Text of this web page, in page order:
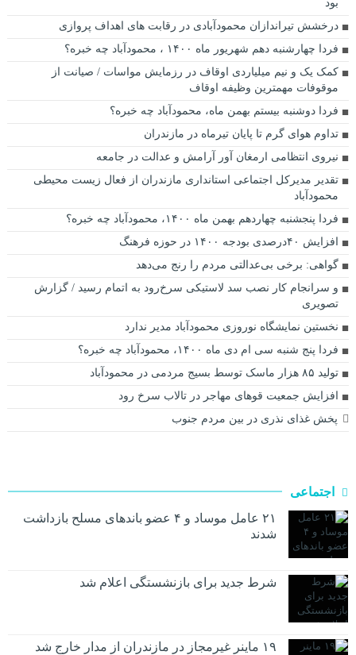
بود
درخشش تیراندازان محمودآبادی در رقابت های اهداف پروازی
فردا چهارشنبه دهم شهریور ماه ۱۴۰۰ ، محمودآباد چه خبره؟
کمک یک و نیم میلیاردی اوقاف در رزمایش مواسات / صیانت از
موقوفات مهمترین وظیفه اوقاف
فردا دوشنبه بیستم بهمن ماه، محمودآباد چه خبره؟
تداوم هوای گرم تا پایان تیرماه در مازندران
نیروی انتظامی ارمغان آور آرامش و عدالت در جامعه
تقدیر مدیرکل اجتماعی استانداری مازندران از فعال زیست محیطی
محمودآباد
فردا پنجشنبه چهاردهم بهمن ماه ۱۴۰۰، محمودآباد چه خبره؟
افزایش ۴۰درصدی بودجه ۱۴۰۰ در حوزه فرهنگ
گواهی: برخی بی‌عدالتی مردم را رنج می‌دهد
و سرانجام کار نصب سد لاستیکی سرخ‌رود به اتمام رسید / گزارش
تصویری
نخستین نمایشگاه نوروزی محمودآباد مدیر ندارد
فردا پنج شنبه سی ام دی ماه ۱۴۰۰، محمودآباد چه خبره؟
تولید ۸۵ هزار ماسک توسط بسیج مردمی در محمودآباد
افزایش جمعیت قوهای مهاجر در تالاب سرخ رود
پخش غذای نذری در بین مردم جنوب
اجتماعی
۲۱ عامل موساد و ۴ عضو باند‌های مسلح بازداشت
شدند
شرط جدید برای بازنشستگی اعلام شد
۱۹ ماینر غیرمجاز در مازندران از مدار خارج شد